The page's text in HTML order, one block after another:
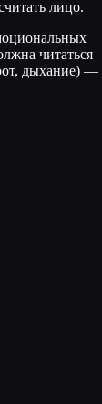
лицо.
читаться
дыхание) —